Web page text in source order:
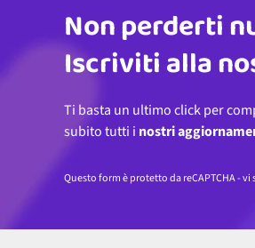
Indirizzo email
Non perderti
Iscriviti alla
Ti basta un ultimo click per
subito tutti i nostri
Questo form è protetto da reCAPTCHA - vi